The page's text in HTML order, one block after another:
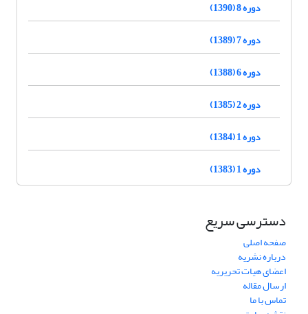
دوره 8 (1390)
دوره 7 (1389)
دوره 6 (1388)
دوره 2 (1385)
دوره 1 (1384)
دوره 1 (1383)
دسترسی سریع
صفحه اصلی
درباره نشریه
اعضای هیات تحریریه
ارسال مقاله
تماس با ما